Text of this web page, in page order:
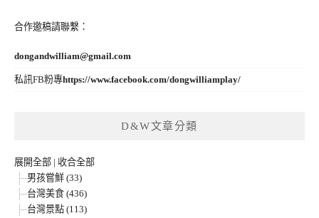
合作邀稿請聯繫：
dongandwilliam@gmail.com
私訊FB粉專https://www.facebook.com/dongwilliamplay/
D&W文章分類
展開全部 | 收合全部
男孩嘗鮮 (33)
台灣美食 (436)
台灣景點 (113)